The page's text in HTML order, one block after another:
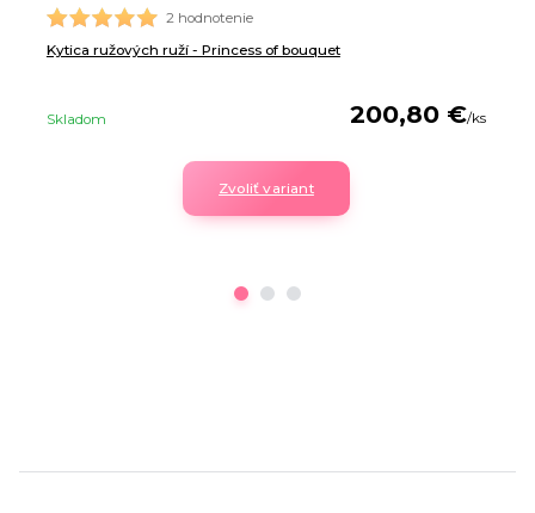
2 hodnotenie
Kytica ružových ruží - Princess of bouquet
200,80 €/ks
Skladom
Zvoliť variant